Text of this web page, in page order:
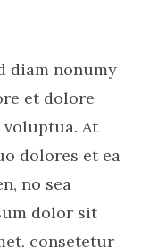
diam nonumy
et dolore
voluptua. At
dolores et ea
no sea
dolor sit
consetetur